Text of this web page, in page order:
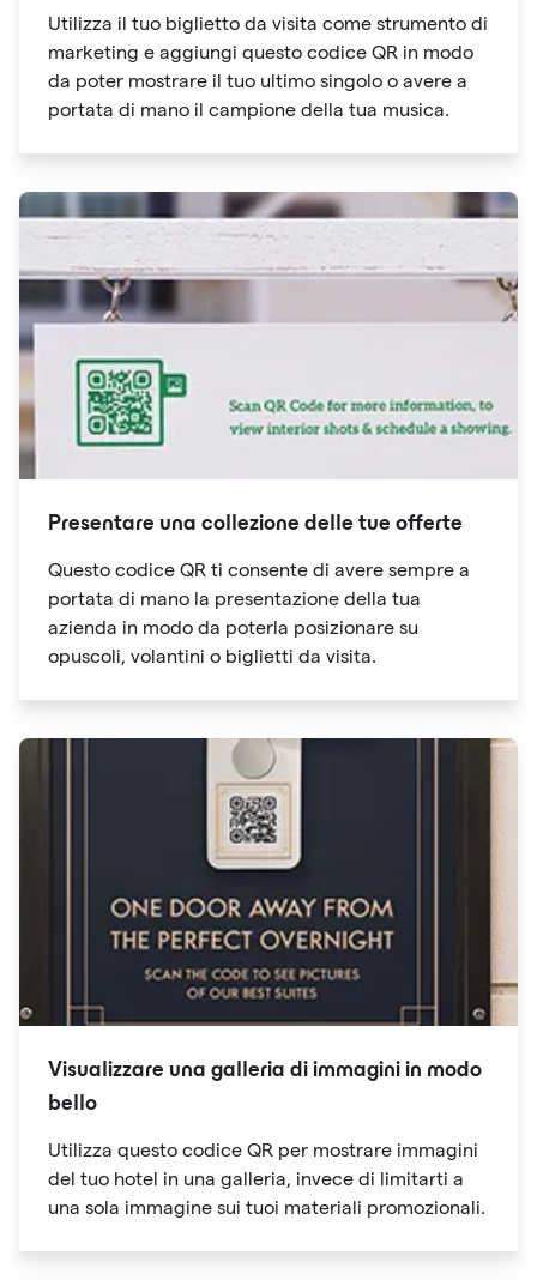
Utilizza il tuo biglietto da visita come strumento di
marketing e aggiungi questo codice QR in modo
da poter mostrare il tuo ultimo singolo o avere a
portata di mano il campione della tua musica.
Presentare una collezione delle tue offerte
Questo codice QR ti consente di avere sempre a
portata di mano la presentazione della tua
azienda in modo da poterla posizionare su
opuscoli, volantini o biglietti da visita.
Visualizzare una galleria di immagini in modo
bello
Utilizza questo codice QR per mostrare immagini
del tuo hotel in una galleria, invece di limitarti a
una sola immagine sui tuoi materiali promozionali.